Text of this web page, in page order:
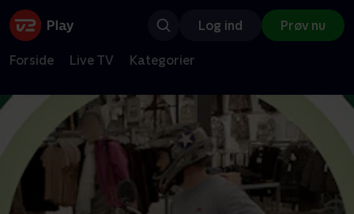
Log ind Prøv nu
Forside Live TV Kategorier